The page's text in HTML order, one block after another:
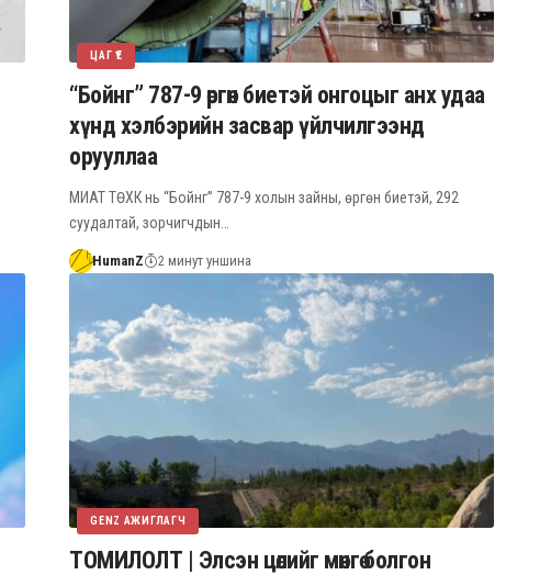
ЦАГ ҮЕ
“Бойнг” 787-9 өргөн биетэй онгоцыг анх удаа
хүнд хэлбэрийн засвар үйлчилгээнд
орууллаа
МИАТ ТӨХК нь “Бойнг” 787-9 холын зайны, өргөн биетэй, 292
суудалтай, зорчигчдын…
HumanZ 2 минут уншина
GENZ АЖИГЛАГЧ
ТОМИЛОЛТ | Элсэн цөлийг мөнгө болгон